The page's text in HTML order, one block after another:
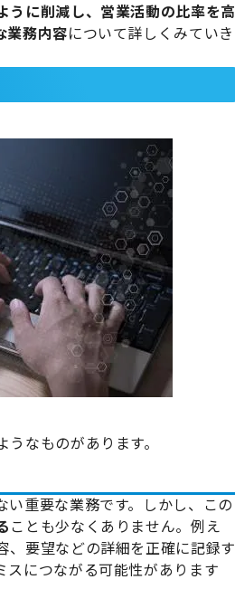
うに削減し、営業活動の比率を高
業務内容について詳しくみていき
なものがあります。
重要な業務です。しかし、この
ことも少なくありません。例え
、要望などの詳細を正確に記録す
スにつながる可能性があります